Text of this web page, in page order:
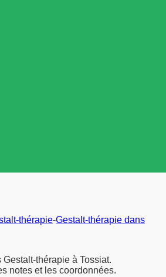
thérapie-Gestalt-thérapie dans
thérapie à Tossiat.
notes et les coordonnées.